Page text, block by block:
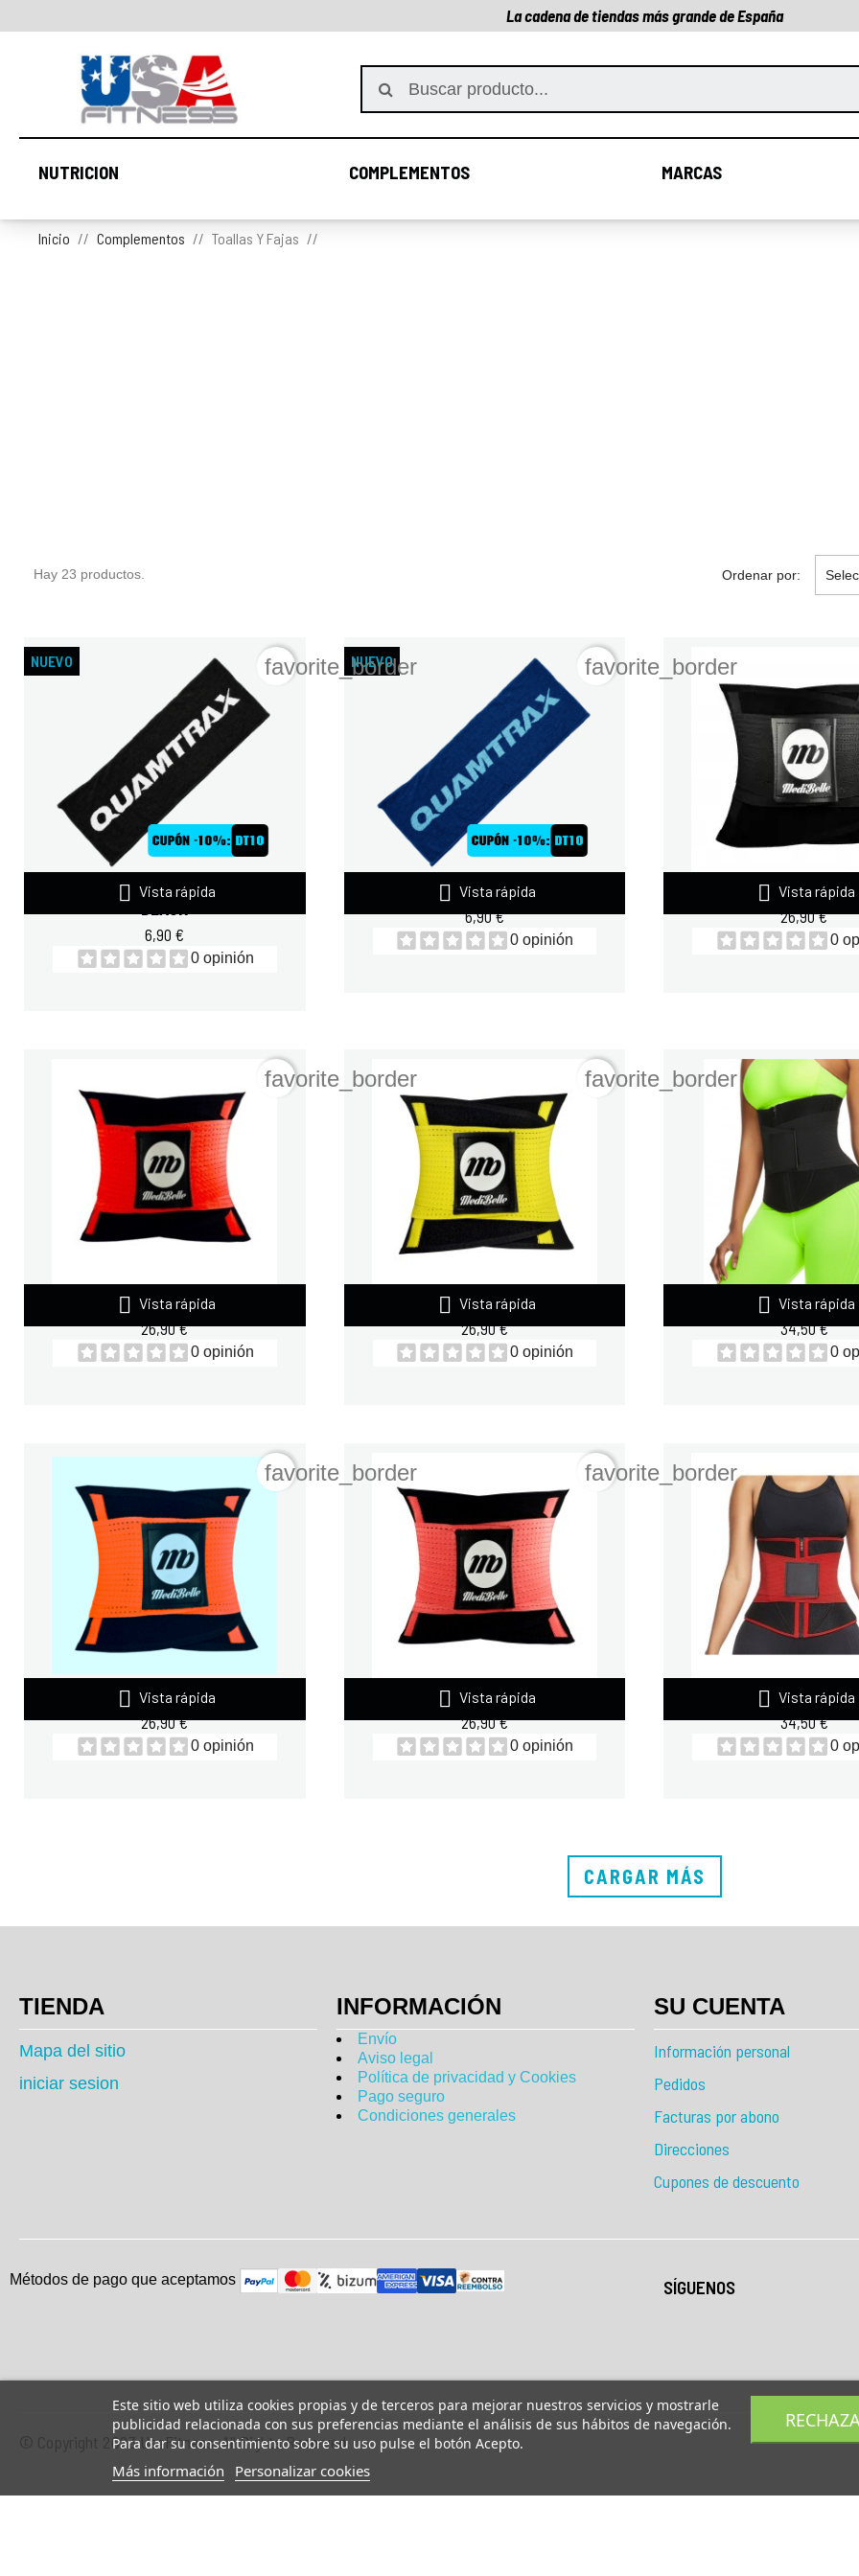
Este sitio web utiliza cookies propias y de terceros para mejorar nuestros servicios y mostrarle
publicidad relacionada con sus preferencias mediante el análisis de sus hábitos de navegación.
Para dar su consentimiento sobre su uso pulse el botón Acepto.
Más información Personalizar cookies
La cadena de tiendas más grande de España
NUTRICION COMPLEMENTOS MARCAS
COMPLEMENTOS MARCAS
Inicio Complementos Toallas Y Fajas
Hay 23 productos. Ordenar por:
 Vista rápida
QUAMTRAX TOWEL TOTAL
6,90 €
0 opinión
NUEVO favorite_border
 Vista rápida
QUAMTRAX TOWEL ORIGINAL
6,90 €
0 opinión
NUEVO favorite_border
 Vista rápida
FAJA MEDIBELLE
26,90 €
0
 Vista rápida
FAJA MEDIBELLE RED
26,90 €
0 opinión
favorite_border
 Vista rápida
FAJA MEDIBELLE AMARILLA
26,90 €
0 opinión
favorite_border
 Vista rápida
FAJA MEDIBELLE
34,50 €
0
 Vista rápida
FAJA MEDIBELLE NARANJA
26,90 €
0 opinión
favorite_border
 Vista rápida
FAJA MEDIBELLE WATERMELON
26,90 €
0 opinión
favorite_border
 Vista rápida
FAJA MEDIBELLE
34,50 €
0
CARGAR MÁS
TIENDA
Mapa del sitio
iniciar sesion
INFORMACIÓN
Envío
Aviso legal
Política de privacidad y Cookies
Pago seguro
Condiciones generales
SU CUENTA
Información personal
Pedidos
Facturas por abono
Direcciones
Cupones de descuento
Métodos de pago que aceptamos SÍGUENOS
© Copyright 2023 UsaFitness. All Rights Reserved.